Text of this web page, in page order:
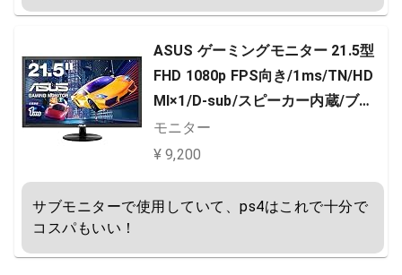
ASUS ゲーミングモニター 21.5型
FHD 1080p FPS向き/1ms/TN/HD
MI×1/D-sub/スピーカー内蔵/ブル
ーライト軽減/VESA/3年保証 VP22
8HE
モニター
¥ 9,200
サブモニターで使用していて、ps4はこれで十分で
コスパもいい！